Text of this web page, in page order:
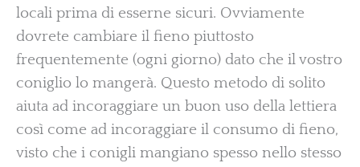
locali prima di esserne sicuri. Ovviamente
dovrete cambiare il fieno piuttosto
frequentemente (ogni giorno) dato che il vostro
coniglio lo mangerà. Questo metodo di solito
aiuta ad incoraggiare un buon uso della lettiera
così come ad incoraggiare il consumo di fieno,
visto che i conigli mangiano spesso nello stesso